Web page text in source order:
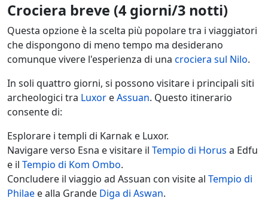
Crociera breve (4 giorni/3 notti)
Questa opzione è la scelta più popolare tra i viaggiatori
che dispongono di meno tempo ma desiderano
comunque vivere l'esperienza di una crociera sul Nilo.
In soli quattro giorni, si possono visitare i principali siti
archeologici tra Luxor eAssuan. Questo itinerario
consente di:
Esplorare i templi di Karnak e Luxor.
Navigare verso Esna e visitare il Tempio di Horus a Edfu
e il Tempio di Kom Ombo.
Concludere il viaggio ad Assuan con visite al Tempio di
Philae e alla Grande Diga di Aswan.